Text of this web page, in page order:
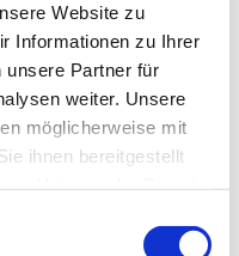
Website zu
Informationen zu Ihrer
unsere Partner für
weiter. Unsere
möglicherweise mit
ihnen bereitgestellt
11:00 h,
der Exerzitien
Impulse mit
Massage, Totes-